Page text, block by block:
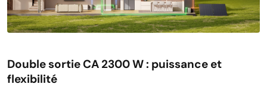
Double sortie CA 2300 W : puissance et
flexibilité